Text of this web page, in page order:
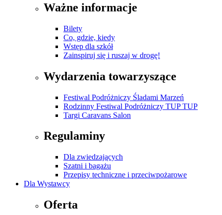
Ważne informacje
Bilety
Co, gdzie, kiedy
Wstęp dla szkół
Zainspiruj się i ruszaj w drogę!
Wydarzenia towarzyszące
Festiwal Podróżniczy Śladami Marzeń
Rodzinny Festiwal Podróżniczy TUP TUP
Targi Caravans Salon
Regulaminy
Dla zwiedzających
Szatni i bagażu
Przepisy techniczne i przeciwpożarowe
Dla Wystawcy
Oferta